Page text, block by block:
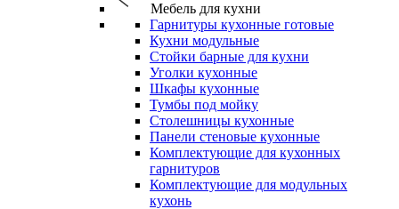
Мебель для кухни
Гарнитуры кухонные готовые
Кухни модульные
Стойки барные для кухни
Уголки кухонные
Шкафы кухонные
Тумбы под мойку
Столешницы кухонные
Панели стеновые кухонные
Комплектующие для кухонных
гарнитуров
Комплектующие для модульных
кухонь